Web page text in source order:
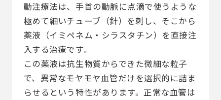
動注療法は、手首の動脈に点滴で使うような
極めて細いチューブ（針）を刺し、そこから
薬液（イミペネム・シラスタチン）を直接注
入する治療です。
この薬液は抗生物質からできた微細な粒子
で、異常なモヤモヤ血管だけを選択的に詰ま
らせるという特性があります。正常な血管は